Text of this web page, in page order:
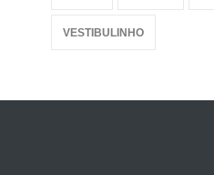
VESTIBULINHO